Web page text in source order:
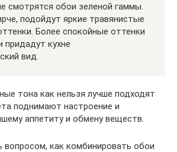
смотрятся обои зеленой гаммы.
подойдут яркие травянистые
Более спокойные оттенки
придадут кухне
вид.
тона как нельзя лучше подходят
поднимают настроение и
аппетиту и обмену веществ.
вопросом, как комбинировать обои